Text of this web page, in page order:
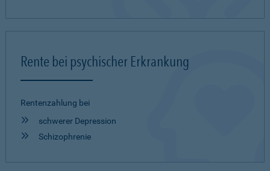
Rente bei psychischer Erkrankung
Rentenzahlung bei
schwerer Depression
Schizophrenie